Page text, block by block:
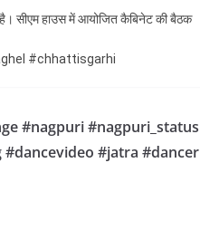
है। सीएम हाउस में आयोजित कैबिनेट की बैठक
#chhattisgarhi
#nagpuri #nagpuri_status
#jatra #dancer